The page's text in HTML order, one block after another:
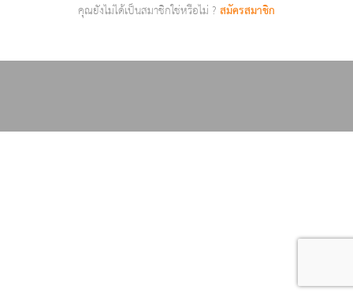
คุณยังไม่ได้เป็นสมาชิกใช่หรือไม่ ?สมัครสมาชิก